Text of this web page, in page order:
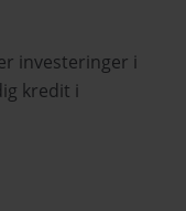
investeringer i
kredit i